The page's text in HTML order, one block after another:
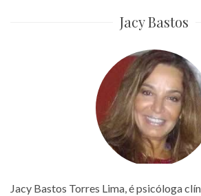
Jacy Bastos
Jacy Bastos Torres Lima, é psicóloga